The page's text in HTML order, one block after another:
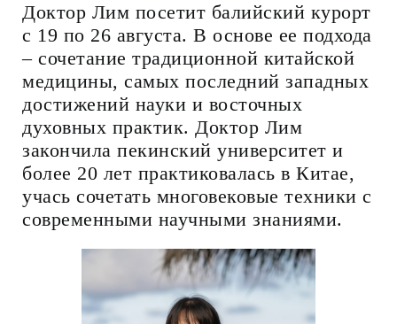
Доктор Лим посетит балийский курорт
с 19 по 26 августа. В основе ее подхода
– сочетание традиционной китайской
медицины, самых последний западных
достижений науки и восточных
духовных практик. Доктор Лим
закончила пекинский университет и
более 20 лет практиковалась в Китае,
учась сочетать многовековые техники с
современными научными знаниями.